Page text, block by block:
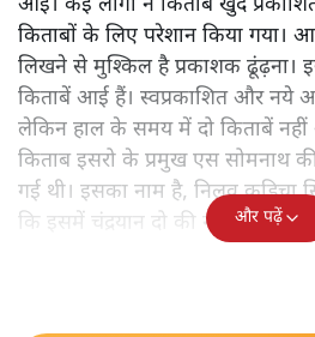
किताबों के लिए परेशान किया
लिखने से मुश्किल है प्रकाशक ढूंढ़ना।
किताबें आई हैं। स्वप्रकाशित और नये
लेकिन हाल के समय में दो किताबें
किताब इसरो के प्रमुख एस सोमनाथ
गई थी। इसका नाम है, निलवु कुडिचा
कि इसमें चंद्रयान दो की नाकामी से
और पढ़ें